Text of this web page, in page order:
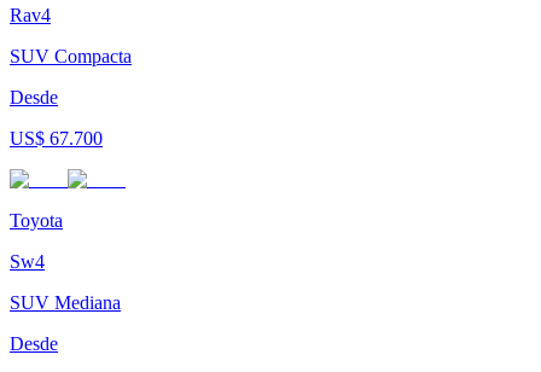
Rav4
SUV Compacta
Desde
US$ 67.700
Toyota
Sw4
SUV Mediana
Desde